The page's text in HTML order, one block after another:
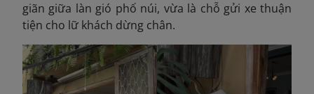
giãn giữa làn gió phố núi, vừa là chỗ gửi xe thuận
tiện cho lữ khách dừng chân.